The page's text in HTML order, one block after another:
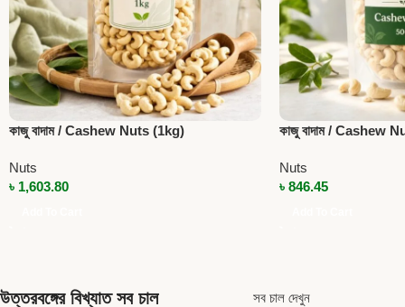
কাজু বাদাম / Cashew Nuts (1kg)
Nuts
৳ 1,603.80
কাজু বাদাম / Cashew
Nuts
৳ 846.45
উত্তরবঙ্গের বিখ্যাত সব চাল সব চাল দেখুন